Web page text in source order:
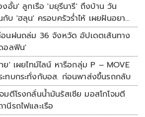
' ลูกเรือ 'มยุรีนารี' ถึงบ้าน วัน
กับ 'ฮลุน' ครอบครัวร่ำไห้ เผยฝันอยาก
เรือ
นฝนถล่ม 36 จังหวัด อัปเดตเส้นทาง
อลฟิน'
ย' เผยไทม์ไลน์ หารือกลุ่ม P – MOVE
ะทบกระทั่งกับอส. ก่อนพาส่งขึ้นรถกลับ
มตีโรงกลั่นน้ำมันรัสเซีย มอสโกโจมตี
นีรถไฟและเรือ